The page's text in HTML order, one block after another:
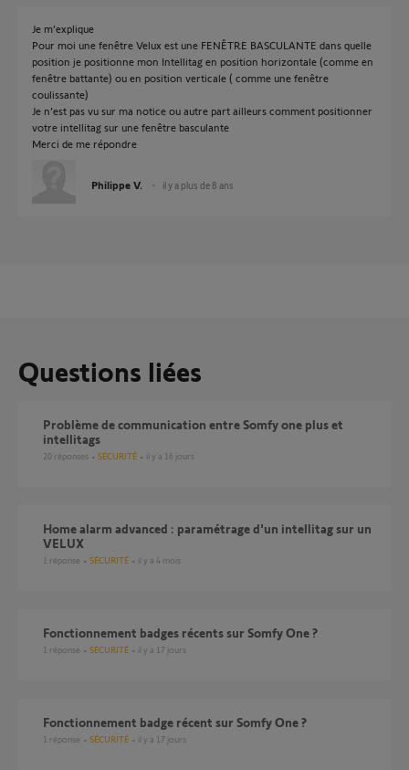
Je m’explique
Pour moi une fenêtre Velux est une FENÊTRE BASCULANTE dans quelle
position je positionne mon Intellitag en position horizontale (comme en
fenêtre battante) ou en position verticale ( comme une fenêtre
coulissante)
Je n’est pas vu sur ma notice ou autre part ailleurs comment positionner
votre intellitag sur une fenêtre basculante
Merci de me répondre
Philippe V. il y a plus de 8 ans
Questions liées
Problème de communication entre Somfy one plus et
intellitags
20 réponses SÉCURITÉ il y a 16 jours
Home alarm advanced : paramétrage d'un intellitag sur un
VELUX
1 réponse SÉCURITÉ il y a 4 mois
Fonctionnement badges récents sur Somfy One ?
1 réponse SÉCURITÉ il y a 17 jours
Fonctionnement badge récent sur Somfy One ?
1 réponse SÉCURITÉ il y a 17 jours